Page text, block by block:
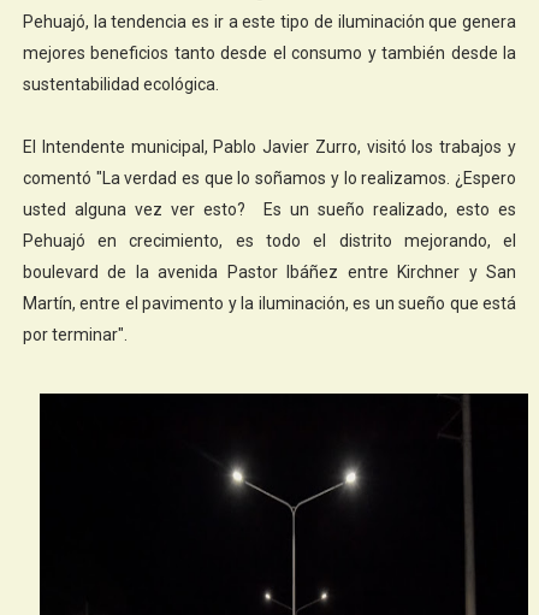
Pehuajó, la tendencia es ir a este tipo de iluminación que genera
mejores beneficios tanto desde el consumo y también desde la
sustentabilidad ecológica.
El Intendente municipal, Pablo Javier Zurro, visitó los trabajos y
comentó "La verdad es que lo soñamos y lo realizamos. ¿Espero
usted alguna vez ver esto? Es un sueño realizado, esto es
Pehuajó en crecimiento, es todo el distrito mejorando, el
boulevard de la avenida Pastor Ibáñez entre Kirchner y San
Martín, entre el pavimento y la iluminación, es un sueño que está
por terminar".